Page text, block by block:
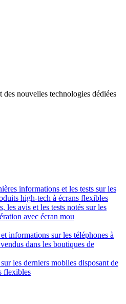
des nouvelles technologies dédiées
informations et les tests sur les
high-tech à écrans flexibles
les avis et les tests notés sur les
avec écran mou
informations sur les téléphones à
dans les boutiques de
les derniers mobiles disposant de
flexibles